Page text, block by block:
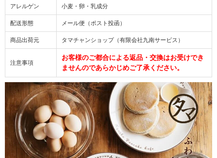
アレルゲン 小麦・卵・乳成分
配送形態 メール便（ポスト投函）
商品出荷元 タマチャンショップ（有限会社九南サービス）
注意事項
お客様のご都合による返品・交換はお受けでき
ませんのであらかじめご了承ください。